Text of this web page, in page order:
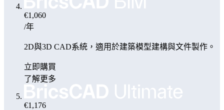
€1,060
/年
2D與3D CAD系統，適用於建築模型建構與文件製作。
立即購買
了解更多
€1,176